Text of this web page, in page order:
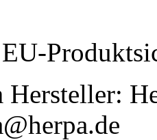
Hersteller: